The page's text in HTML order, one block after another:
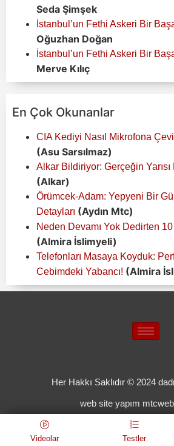
Seda Şimşek
İstanbul’un Fethi Askeri Bir
Oğuzhan Doğan
İstanbul’un Fethi Askeri Bir
Merve Kılıç
En Çok Okunanlar
CIA Kediyi Nasıl Mikrofona
(Asu Sarsılmaz)
Alkar Bildiriyor: Gerçeğin
(Alkar)
Örümcek-Adam: Yepyeni Bir
Detayları (Aydın Mtc)
Neden Devamı Yok Dedirten
(Almira İslimyeli)
Telefonları Masaya Koyduk:
Cebimdeki Yabancı! (Almira
Her Hakkı Saklıdır © 2024
web site yapım
Videolar Testler